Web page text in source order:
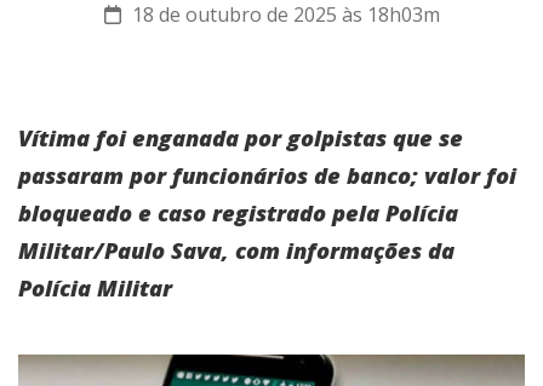
18 de outubro de 2025 às 18h03m
Vítima foi enganada por golpistas que se
passaram por funcionários de banco; valor foi
bloqueado e caso registrado pela Polícia
Militar/Paulo Sava, com informações da
Polícia Militar